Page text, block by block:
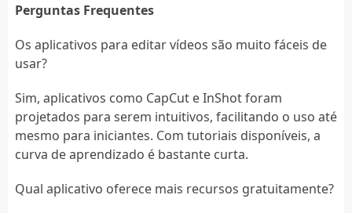
Perguntas Frequentes
Os aplicativos para editar vídeos são muito fáceis de
usar?
Sim, aplicativos como CapCut e InShot foram
projetados para serem intuitivos, facilitando o uso até
mesmo para iniciantes. Com tutoriais disponíveis, a
curva de aprendizado é bastante curta.
Qual aplicativo oferece mais recursos gratuitamente?